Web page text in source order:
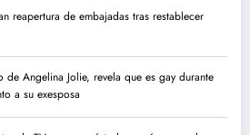
reapertura de embajadas tras restablecer
de Angelina Jolie, revela que es gay durante
a su exesposa